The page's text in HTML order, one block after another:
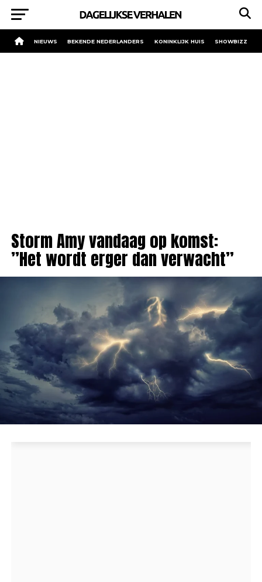
NIEUWS BEKENDE NEDERLANDERS KONINKLIJK HUIS SHOWBIZZ
Storm Amy vandaag op komst:
”Het wordt erger dan verwacht”